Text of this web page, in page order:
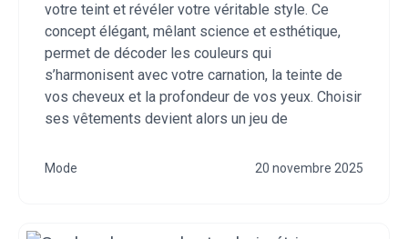
votre teint et révéler votre véritable style. Ce
concept élégant, mêlant science et esthétique,
permet de décoder les couleurs qui
s’harmonisent avec votre carnation, la teinte de
vos cheveux et la profondeur de vos yeux. Choisir
ses vêtements devient alors un jeu de
Mode 20 novembre 2025